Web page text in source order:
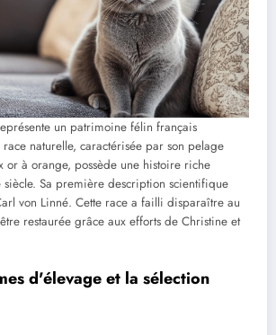
un patrimoine félin français
naturelle, caractérisée par son pelage
or à orange, possède une histoire riche
siècle. Sa première description scientifique
von Linné. Cette race a failli disparaître au
restaurée grâce aux efforts de Christine et
d'élevage et la sélection